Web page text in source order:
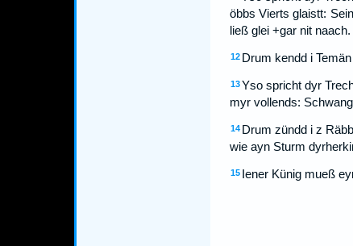
öbbs Vierts glaistt:
ließ glei +gar nit naach.
12 Drum kendd i
13 Yso spricht dyr
myr vollends:
14 Drum zündd i z
wie ayn Sturm
15 Iener Künig mueß